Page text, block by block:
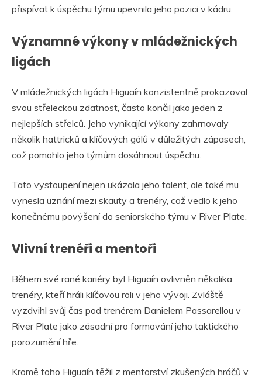
přispívat k úspěchu týmu upevnila jeho pozici v kádru.
Významné výkony v mládežnických
ligách
V mládežnických ligách Higuaín konzistentně prokazoval
svou střeleckou zdatnost, často končil jako jeden z
nejlepších střelců. Jeho vynikající výkony zahrnovaly
několik hattricků a klíčových gólů v důležitých zápasech,
což pomohlo jeho týmům dosáhnout úspěchu.
Tato vystoupení nejen ukázala jeho talent, ale také mu
vynesla uznání mezi skauty a trenéry, což vedlo k jeho
konečnému povýšení do seniorského týmu v River Plate.
Vlivní trenéři a mentoři
Během své rané kariéry byl Higuaín ovlivněn několika
trenéry, kteří hráli klíčovou roli v jeho vývoji. Zvláště
vyzdvihl svůj čas pod trenérem Danielem Passarellou v
River Plate jako zásadní pro formování jeho taktického
porozumění hře.
Kromě toho Higuaín těžil z mentorství zkušených hráčů v